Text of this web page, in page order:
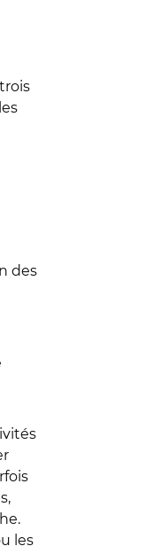
des
les